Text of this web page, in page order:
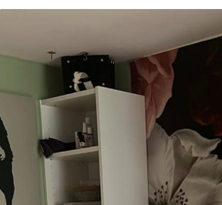
Superficie Semimate.
Producción Impreso bajo
Adicionalmente Disponible con
Limpieza
Se puede limpiar
con
Método de aplicación
Hasta 360 cm
Más de 360 cm